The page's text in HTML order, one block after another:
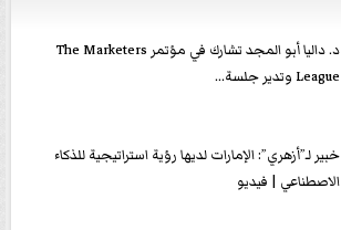
د. داليا أبو المجد تشارك في مؤتمر The Marketers
League وتدير جلسة...
خبير لـ”أزهري”: الإمارات لديها رؤية استراتيجية للذكاء
الاصطناعي | فيديو